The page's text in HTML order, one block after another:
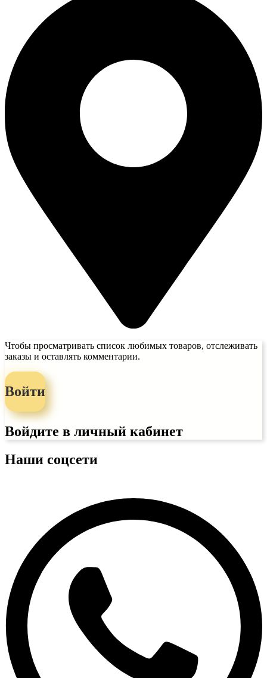
Чтобы просматривать список любимых товаров, отслеживать
заказы и оставлять комментарии.
Войти
Войдите в личный кабинет
Наши соцсети